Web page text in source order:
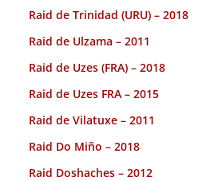
Raid de Trinidad (URU) – 2018
Raid de Ulzama – 2011
Raid de Uzes (FRA) – 2018
Raid de Uzes FRA – 2015
Raid de Vilatuxe – 2011
Raid Do Miño – 2018
Raid Doshaches – 2012